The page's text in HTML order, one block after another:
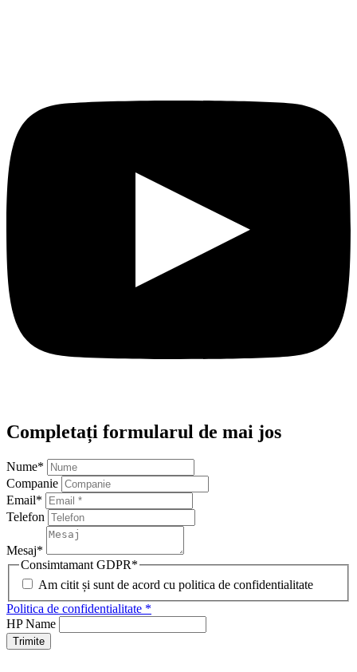
Completați formularul de mai jos
Nume*
Companie
Email*
Telefon
Mesaj*
Consimtamant GDPR*
Am citit și sunt de acord cu politica de confidentialitate
Politica de confidentialitate *
HP Name
Trimite